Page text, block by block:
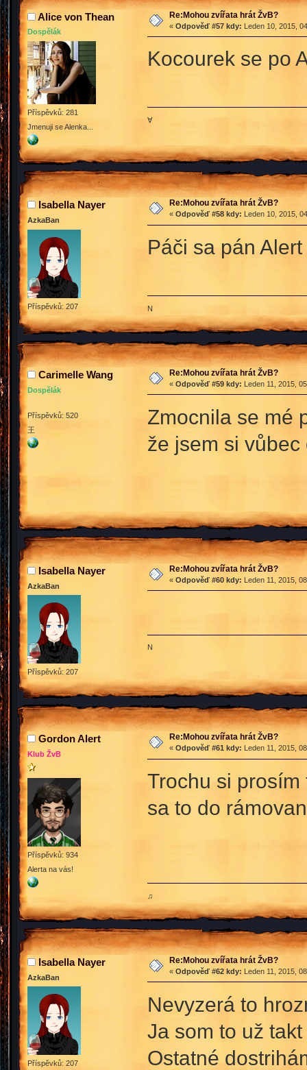
Alice von Thean
Dospělák
Příspěvků: 281
Jmenuji se Alenka...
Re:Mohou zvířata hrát ŽvB?
« Odpověď #57 kdy: Leden 10, 2015,
Kocourek se po
∀
Isabella Nayer
AzkaBan
Příspěvků: 207
Re:Mohou zvířata hrát ŽvB?
« Odpověď #58 kdy: Leden 10, 2015,
Páči sa pán
N
Carimelle Wang
Dospělák
Příspěvků: 520
王
Re:Mohou zvířata hrát ŽvB?
« Odpověď #59 kdy: Leden 11, 2015,
Zmocnila se mé
že jsem si
Isabella Nayer
AzkaBan
Příspěvků: 207
Re:Mohou zvířata hrát ŽvB?
« Odpověď #60 kdy: Leden 11, 2015,
N
Gordon Alert
Klub ŽvB
Příspěvků: 934
Alerta na vás!
Re:Mohou zvířata hrát ŽvB?
« Odpověď #61 kdy: Leden 11, 2015,
Trochu si
sa to do
♫
Isabella Nayer
AzkaBan
Příspěvků: 207
Re:Mohou zvířata hrát ŽvB?
« Odpověď #62 kdy: Leden 11, 2015,
Nevyzerá to
Ja som to už
Ostatné